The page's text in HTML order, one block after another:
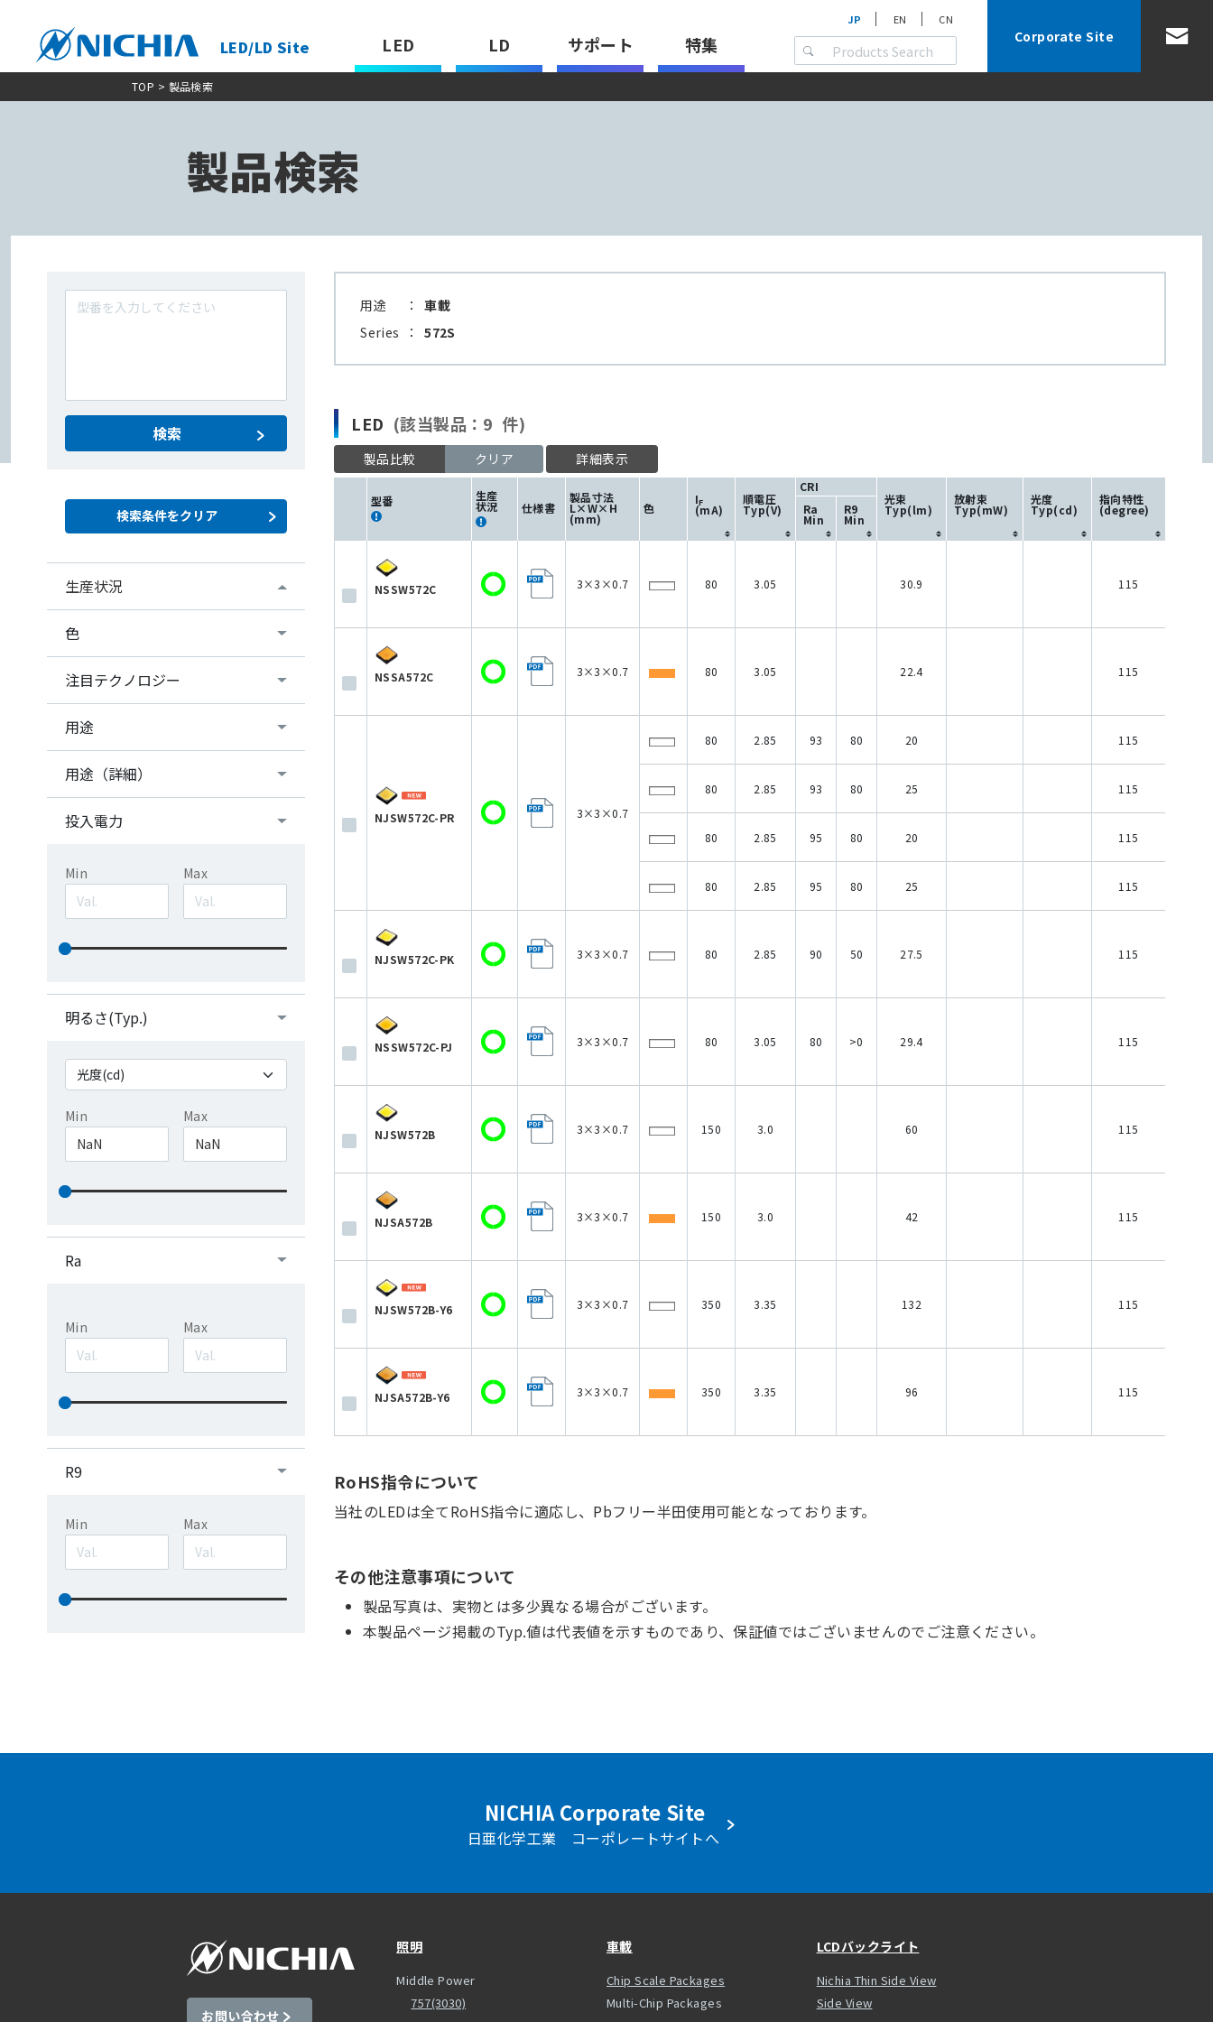
LED/LD Site LED LD サポート 特集
JP EN CN
Corporate Site
TOP > 製品検索
製品検索
検索
生産状況
色
注目テクノロジー
用途
用途（詳細）
投入電力
Min Max
明るさ(Typ.)
Min Max
Ra
Min Max
R9
Min Max
用途 ：
車載
Series
： 572S
LED (該当製品：9 件)
製品比較 クリア 詳細表示
型番 生産
状況 仕様書
製品寸法
L×W×H
(mm)
色
IF
(mA)
順電圧
Typ(V)
CRI
光束
Typ(lm)
放射束
Typ(mW)
光度
Typ(cd)
指向特性
(degree)
Ra
Min
R9
Min
NSSW572C 3×3×0.7 80 3.05 30.9 115
NSSA572C 3×3×0.7 80 3.05 22.4 115
NJSW572C-PR 3×3×0.7
80 2.85 93 80 20 115
80 2.85 93 80 25 115
80 2.85 95 80 20 115
80 2.85 95 80 25 115
NJSW572C-PK 3×3×0.7 80 2.85 90 50 27.5 115
NSSW572C-PJ 3×3×0.7 80 3.05 80 >0 29.4 115
NJSW572B 3×3×0.7 150 3.0 60 115
NJSA572B 3×3×0.7 150 3.0 42 115
NJSW572B-Y6 3×3×0.7 350 3.35 132 115
NJSA572B-Y6 3×3×0.7 350 3.35 96 115
RoHS指令について
当社のLEDは全てRoHS指令に適応し、Pbフリー半田使用可能となっております。
その他注意事項について
製品写真は、実物とは多少異なる場合がございます。
本製品ページ掲載のTyp.値は代表値を示すものであり、保証値ではございませんのでご注意ください。
NICHIA Corporate Site
日亜化学工業 コーポレートサイトへ
お問い合わせ
照明
Middle Power
757(3030)
車載
Chip Scale Packages
Multi-Chip Packages
LCDバックライト
Nichia Thin Side View
Side View